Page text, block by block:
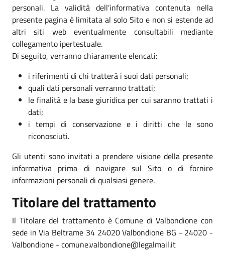
personali. La validità dell’informativa contenuta nella
presente pagina è limitata al solo Sito e non si estende ad
altri siti web eventualmente consultabili mediante
collegamento ipertestuale.
Di seguito, verranno chiaramente elencati:
i riferimenti di chi tratterà i suoi dati personali;
quali dati personali verranno trattati;
le finalità e la base giuridica per cui saranno trattati i
dati;
i tempi di conservazione e i diritti che le sono
riconosciuti.
Gli utenti sono invitati a prendere visione della presente
informativa prima di navigare sul Sito o di fornire
informazioni personali di qualsiasi genere.
Titolare del trattamento
Il Titolare del trattamento è Comune di Valbondione con
sede in Via Beltrame 34 24020 Valbondione BG - 24020 -
Valbondione - comune.valbondione@legalmail.it